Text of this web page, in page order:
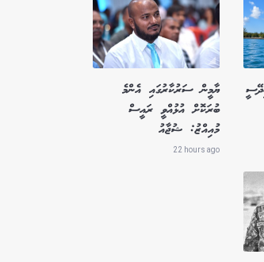
ޔާމީން ސަރުކާރުގައި އެންމެ
ބުރަކޮށް އުޅުއްވީ ރައީސް
މުއިއްޒު: ޝުޖާއު
22 hours ago